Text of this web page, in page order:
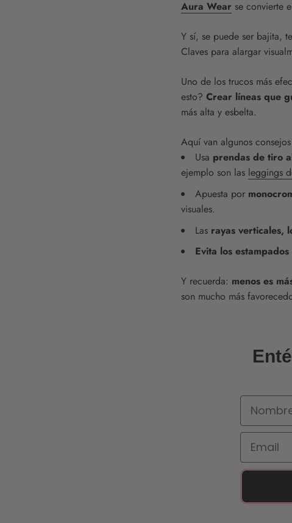
Aura Wear se convierte
Y sí, se puede ser bajita,
Claves para alargar
Uno de los trucos más
esto? Crear líneas que
más alta y esbelta.
Aquí van algunos
Usa prendas de tiro
ejemplo son las leggings
Apuesta por
visuales.
Las rayas verticales,
Evita los
Y recuerda: menos es
son mucho más
Nombre
Email